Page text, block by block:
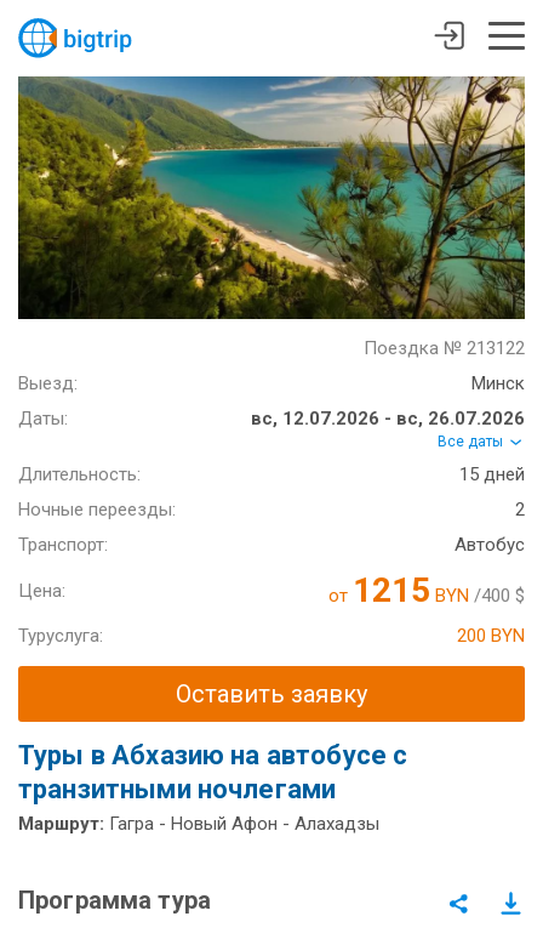
Поездка № 213122
Выезд:
Минск
Даты:
вс, 12.07.2026 - вс, 26.07.2026
Все даты
Длительность:
15 дней
Ночные переезды:
2
Транспорт:
Автобус
Цена: от 1215 BYN /400 $
Туруслуга:
200 BYN
Оставить заявку
Туры в Абхазию на автобусе с
транзитными ночлегами
Маршрут: Гагра - Новый Афон - Алахадзы
Программа тура